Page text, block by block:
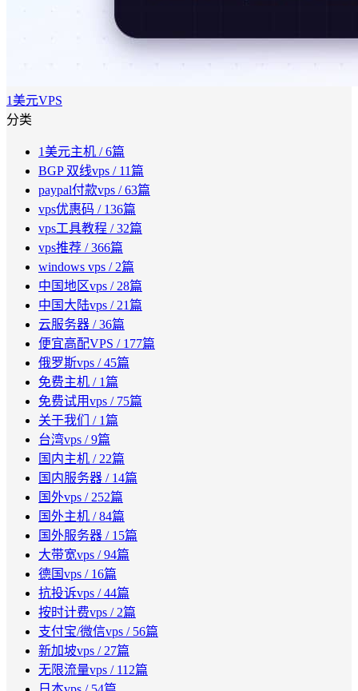
1美元VPS
分类
1美元主机 / 6篇
BGP 双线vps / 11篇
paypal付款vps / 63篇
vps优惠码 / 136篇
vps工具教程 / 32篇
vps推荐 / 366篇
windows vps / 2篇
中国地区vps / 28篇
中国大陆vps / 21篇
云服务器 / 36篇
便宜高配VPS / 177篇
俄罗斯vps / 45篇
免费主机 / 1篇
免费试用vps / 75篇
关于我们
/ 1篇
台湾vps / 9篇
国内主机 / 22篇
国内服务器 / 14篇
国外vps / 252篇
国外主机 / 84篇
国外服务器 / 15篇
大带宽vps / 94篇
德国vps / 16篇
抗投诉vps / 44篇
按时计费vps / 2篇
支付宝/微信vps / 56篇
新加坡vps / 27篇
无限流量vps / 112篇